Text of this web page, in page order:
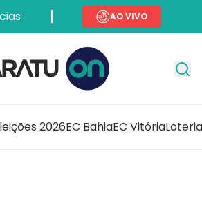
AO VIVO
2026EC BahiaEC Vitória